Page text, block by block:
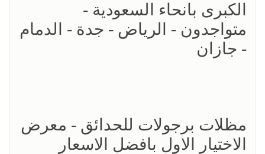
الكبرى بانحاء السعودية -
متواجدون - الرياض - جدة - الدمام
- جازان
مظلات برجولات للحدائق - معرض
الاختيار الاول بافضل الاسعار